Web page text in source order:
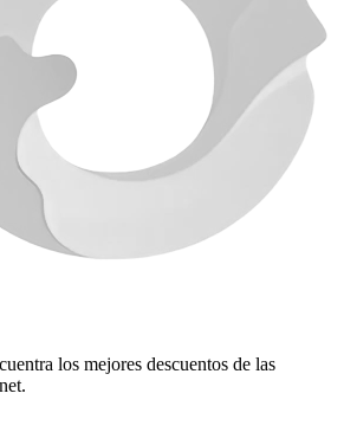
los mejores descuentos de las